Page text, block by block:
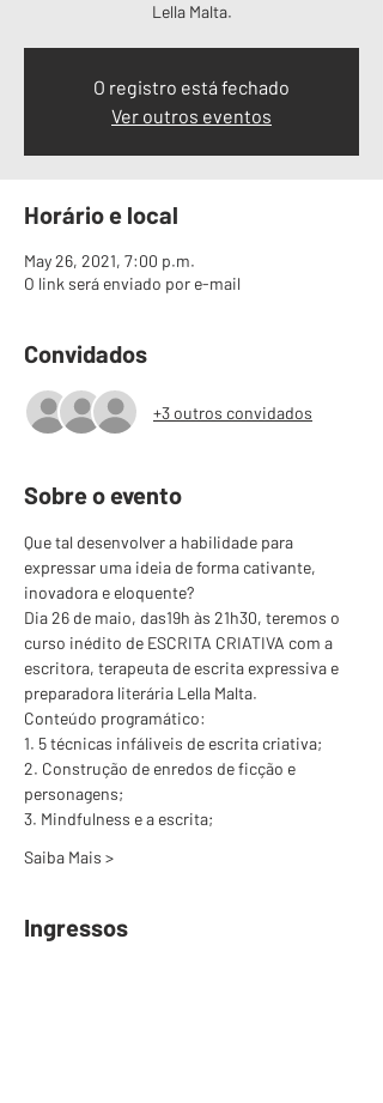
Lella Malta.
O registro está fechado
Ver outros eventos
Horário e local
May 26, 2021, 7:00 p.m.
O link será enviado por e-mail
Convidados
+3 outros convidados
Sobre o evento
Que tal desenvolver a habilidade para
expressar uma ideia de forma cativante,
inovadora e eloquente?
Dia 26 de maio, das19h às 21h30, teremos o
curso inédito de ESCRITA CRIATIVA com a
escritora, terapeuta de escrita expressiva e
preparadora literária Lella Malta.
Conteúdo programático:
1. 5 técnicas infáliveis de escrita criativa;
2. Construção de enredos de ficção e
personagens;
3. Mindfulness e a escrita;
Saiba Mais >
Ingressos